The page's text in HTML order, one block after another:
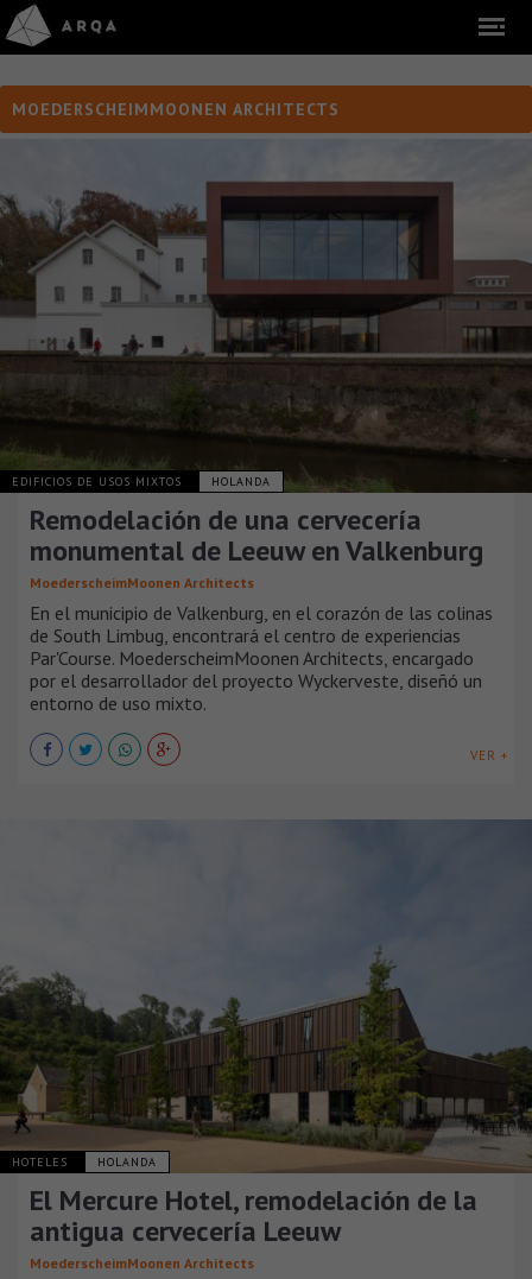
MOEDERSCHEIMMOONEN ARCHITECTS
EDIFICIOS DE USOS MIXTOS HOLANDA
Remodelación de una cervecería
monumental de Leeuw en Valkenburg
MoederscheimMoonen Architects
En el municipio de Valkenburg, en el corazón de las colinas
de South Limbug, encontrará el centro de experiencias
Par'Course. MoederscheimMoonen Architects, encargado
por el desarrollador del proyecto Wyckerveste, diseñó un
entorno de uso mixto.
VER +
HOTELES HOLANDA
El Mercure Hotel, remodelación de la
antigua cervecería Leeuw
MoederscheimMoonen Architects